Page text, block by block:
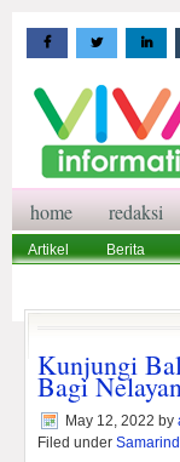
home redaksi
Artikel Berita
Kunjungi
Bagi
May 12, 2022 by
Filed under